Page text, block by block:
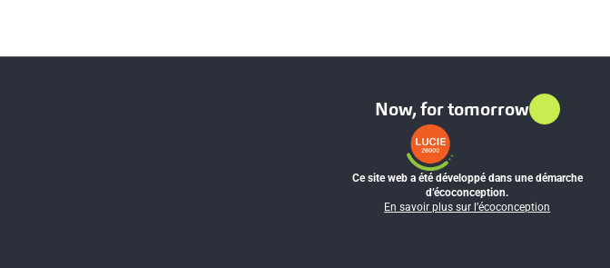
Now, for tomorrow
Ce site web a été développé dans une démarche
d’écoconception.
En savoir plus sur l’écoconception